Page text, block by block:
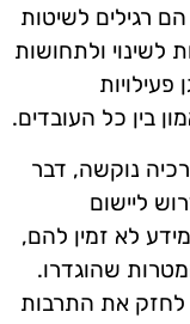
רגילים לשיטות
לשינוי ולתחושות
בין כל העובדים.
נוקשה, דבר
ליישום
לא זמין להם,
שהוגדרו.
לחזק את התרבות